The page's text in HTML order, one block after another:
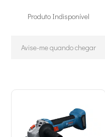
Produto Indisponível
Avise-me quando chegar